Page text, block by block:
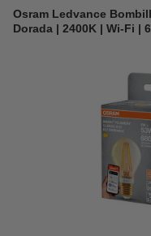
Osram Ledvance
Dorada | 2400K | Wi-Fi |